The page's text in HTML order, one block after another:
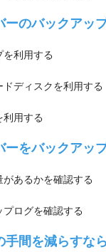
ーのバックアッ
を利用する
ディスクを利用する
利用する
ーをバックアッ
があるかを確認する
ログを確認する
手間を減らすな